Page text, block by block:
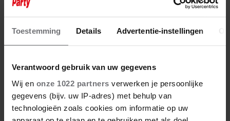
Toestemming Details Advertentie-instellingen
Verantwoord gebruik van uw gegevens
Wij en onze 1022 partners verwerken je persoonlijke
gegevens (bijv. uw IP-adres) met behulp van
technologieën zoals cookies om informatie op uw
1 april 2025